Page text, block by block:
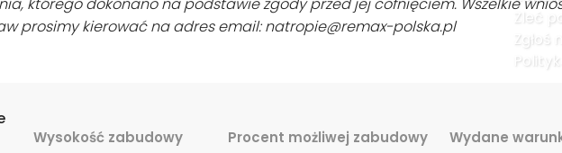
Zleć
Zgłoś
prosimy kierować na adres email: natropie@remax-polska.pl
Wysokość zabudowy
Procent możliwej zabudowy
Wydane